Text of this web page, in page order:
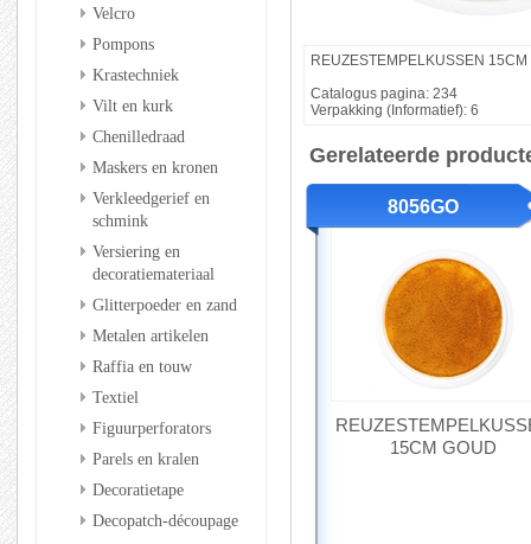
Velcro
Pompons
Krastechniek
Vilt en kurk
Chenilledraad
Maskers en kronen
Verkleedgerief en
schmink
Versiering en
decoratiemateriaal
Glitterpoeder en zand
Metalen artikelen
Raffia en touw
Textiel
Figuurperforators
Parels en kralen
Decoratietape
Decopatch-découpage
REUZESTEMPELKUSSEN 15CM
Catalogus pagina: 234
Verpakking (Informatief): 6
Gerelateerde
15CM GOUD
8056GO